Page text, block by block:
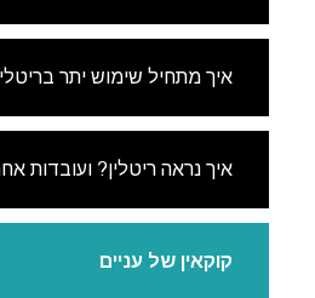
איך מתחיל שימוש יתר
איך נראה ריטלין? ועובדות
קוקאין של עניים